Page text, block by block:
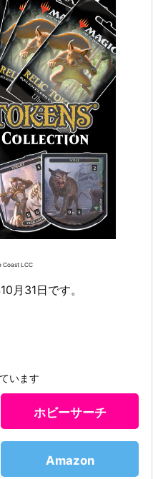
LCC
月31日です。
います
ホビーサーチ
Amazon